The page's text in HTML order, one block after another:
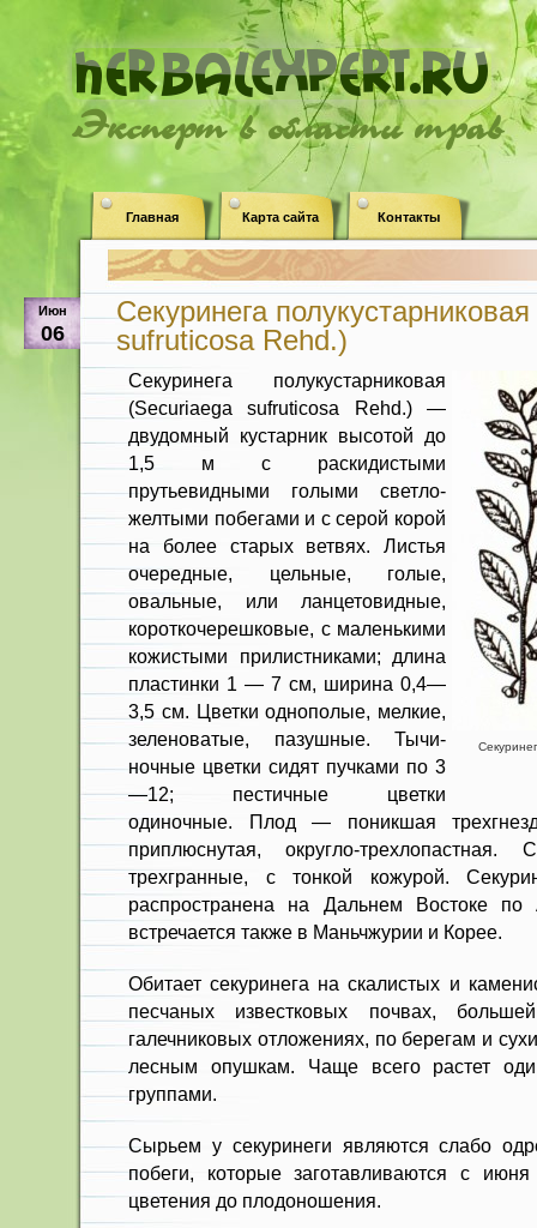
Эксперт в области трав
Главная Карта сайта Контакты
Июн
06
Секуринега
sufruticosa Rehd.)
Секуринега полукустарниковая
(Securiaega sufruticosa Rehd.) —
двудомный кустарник высотой до
1,5 м с раскидистыми
прутьевидными голыми светло-
желтыми побегами и с серой корой
на более старых ветвях. Листья
очередные, цельные, голые,
овальные, или ланцетовидные,
короткочерешковые, с маленькими
кожистыми при­листниками; длина
пластинки 1 — 7 см, ширина 0,4—
3,5 см. Цветки однополые, мелкие,
зеленоватые, пазушные. Тычи­
ночные цветки сидят пучками по 3
—12; пестичные цветки
одиночные. Плод — поникшая
приплюснутая, округло-
трехгранные, с тонкой кожурой.
распростра­нена на Дальнем Востоке
встречается также в Маньчжурии и Корее.
Обитает секуринега на скалистых и
пес­чаных известковых почвах,
галечниковых отло­жениях, по берегам и
лесным опушкам. Чаще всего растет
группами.
Сырьем у секуринеги являются слабо
побе­ги, которые заготавливаются с
цветения до плодоношения.